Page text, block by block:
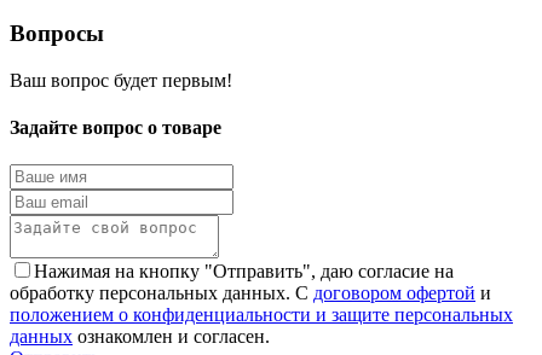
Вопросы
Ваш вопрос будет первым!
Задайте вопрос о товаре
Нажимая на кнопку "Отправить", даю согласие на
обработку персональных данных. С договором офертой и
положением о конфиденциальности и защите персональных
данных ознакомлен и согласен.